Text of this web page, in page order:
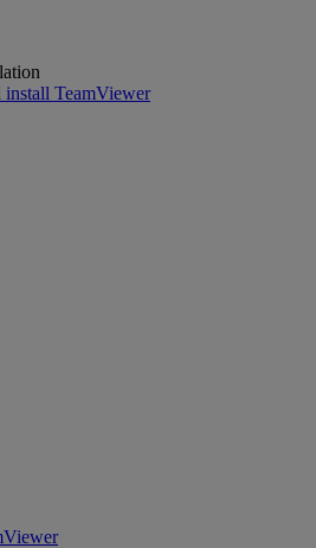
TeamViewer